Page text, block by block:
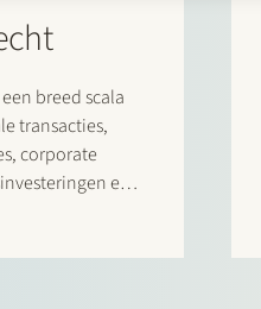
breed scala
transacties,
corporate
en